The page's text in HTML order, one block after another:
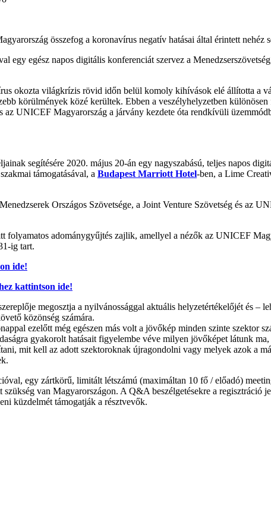
összefog a koronavírus negatív hatásai által érintett nehéz
egy egész napos digitális konferenciát szervez a
okozta világkrízis rövid időn belül komoly kihívások elé állította a
körülmények közé kerültek. Ebben a veszélyhelyzetben
az UNICEF Magyarország a járvány kezdete óta rendkívüli
segítésére 2020. május 20-án egy nagyszabású, teljes napos
szakmai támogatásával, a Budapest Marriott Hotel-ben, a Lime
Országos Szövetsége, a Joint Venture Szövetség és az
folyamatos adománygyűjtés zajlik, amellyel a nézők az UNICEF
ig tart.
ide!
kattintson ide!
megosztja a nyilvánossággal aktuális helyzetértékelőjét és –
közönség számára.
ezelőtt még egészen más volt a jövőkép minden szinte szektor
gyakorolt hatásait figyelembe véve milyen jövőképet látunk
mit kell az adott szektoroknak újragondolni vagy melyek azok a
egy zártkörű, limitált létszámú (maximáltan 10 fő / előadó)
van Magyarországon. A Q&A beszélgetésekre a regisztráció
küzdelmét támogatják a résztvevők.